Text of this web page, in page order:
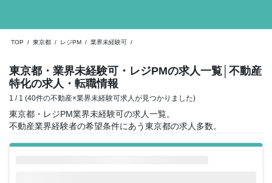
TOP / 東京都 / レジPM / 業界未経験可 /
東京都・業界未経験可・レジPMの求人一覧 │不動産
特化の求人・転職情報
1 / 1 (40件の不動産×業界未経験可求人が見つかりました)
東京都・レジPM業界未経験可の求人一覧。
不動産業界経験者の希望条件にあう東京都の求人多数。